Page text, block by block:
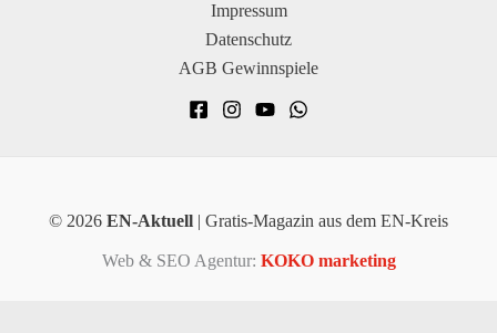
Impressum
Datenschutz
AGB Gewinnspiele
© 2026 EN-Aktuell | Gratis-Magazin aus dem EN-Kreis
Web & SEO Agentur: KOKO marketing